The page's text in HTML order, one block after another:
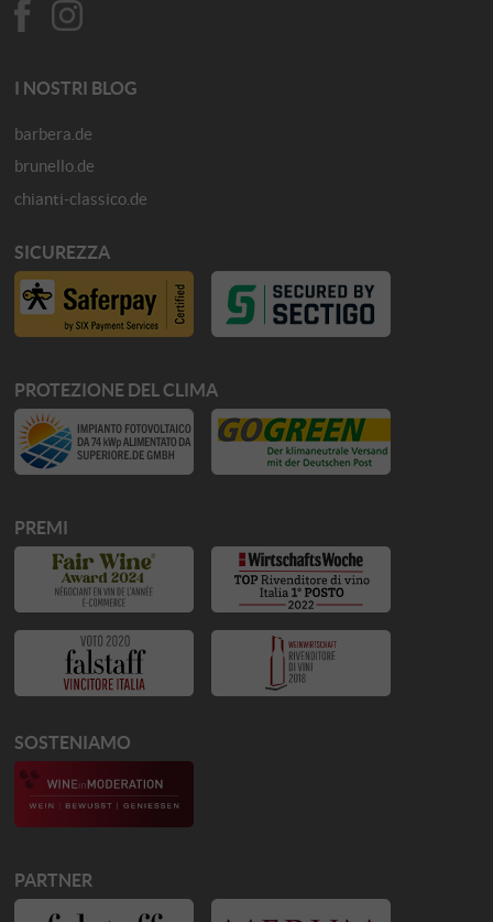
I NOSTRI BLOG
barbera.de
brunello.de
chianti-classico.de
SICUREZZA
PROTEZIONE DEL CLIMA
PREMI
SOSTENIAMO
PARTNER